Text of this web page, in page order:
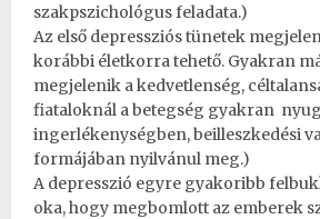
szakpszichológus feladata.)
Az első depressziós tünetek
korábbi életkorra tehető. Gyakran
megjelenik a kedvetlenség,
fiataloknál a betegség gyakran
ingerlékenységben, beilleszkedési
formájában nyilvánul meg.)
A depresszió egyre gyakoribb
oka, hogy megbomlott az emberek